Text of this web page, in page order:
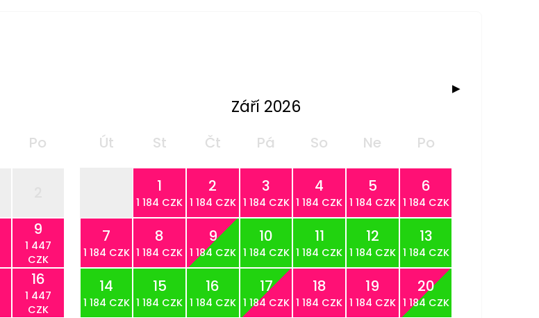
▶
Po
9
1 447
CZK
16
1 447
CZK
Září 2026
Út St Čt Pá So Ne Po
1
1 184 CZK
2
1 184 CZK
3
1 184 CZK
4
1 184 CZK
5
1 184 CZK
6
1 184 CZK
7
1 184 CZK
8
1 184 CZK
9
1 184 CZK
10
1 184 CZK
11
1 184 CZK
12
1 184 CZK
13
1 184 CZK
14
1 184 CZK
15
1 184 CZK
16
1 184 CZK
17
1 184 CZK
18
1 184 CZK
19
1 184 CZK
20
1 184 CZK